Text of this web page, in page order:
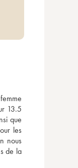
13.5
que
les
nous
de la